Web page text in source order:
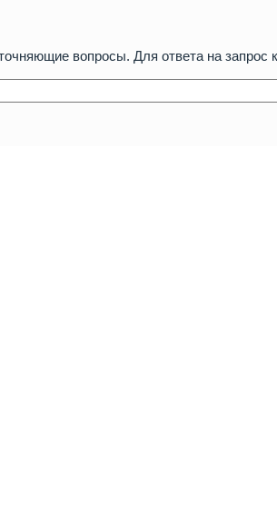
вопросы. Для ответа на запрос